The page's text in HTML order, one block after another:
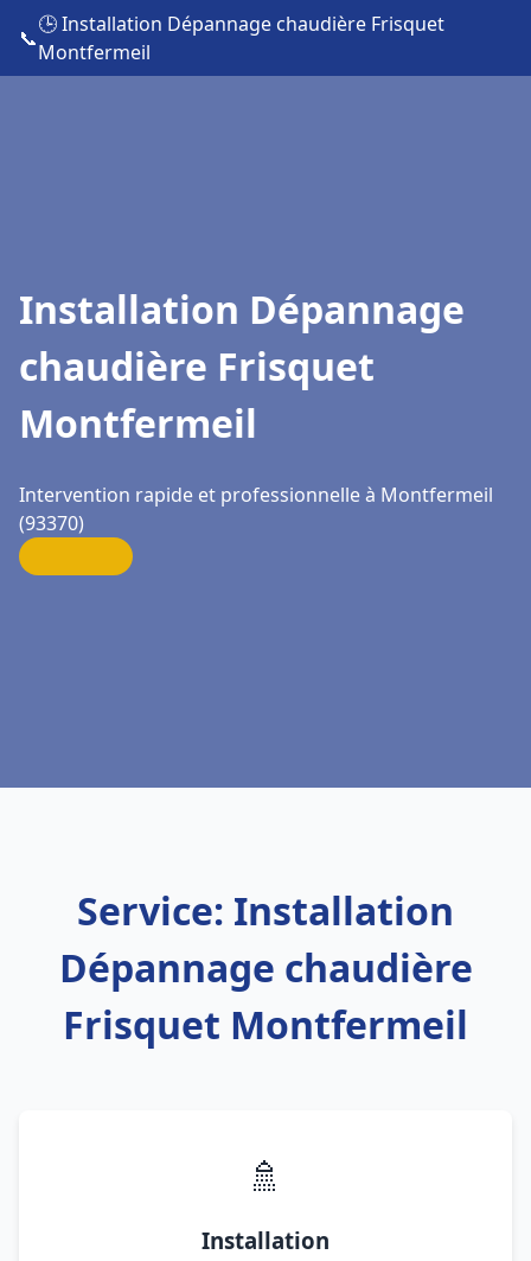
📞
🕒 Installation Dépannage chaudière Frisquet
Montfermeil
Installation Dépannage
chaudière Frisquet
Montfermeil
Intervention rapide et professionnelle à Montfermeil
(93370)
Service: Installation
Dépannage chaudière
Frisquet Montfermeil
🚿
Installation